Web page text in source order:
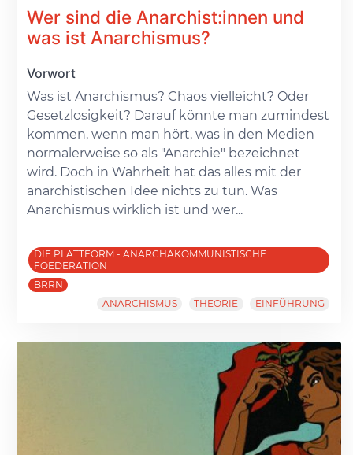
Wer sind die Anarchist:innen und
was ist Anarchismus?
Vorwort
Was ist Anarchismus? Chaos vielleicht? Oder
Gesetzlosigkeit? Darauf könnte man zumindest
kommen, wenn man hört, was in den Medien
normalerweise so als "Anarchie" bezeichnet
wird. Doch in Wahrheit hat das alles mit der
anarchistischen Idee nichts zu tun. Was
Anarchismus wirklich ist und wer...
DIE PLATTFORM - ANARCHAKOMMUNISTISCHE
FOEDERATION
BRRN
ANARCHISMUS
THEORIE EINFÜHRUNG